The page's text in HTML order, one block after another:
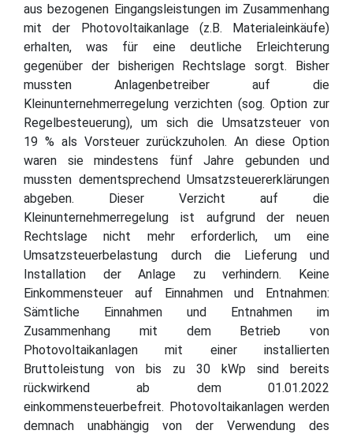
aus bezogenen Eingangsleistungen im Zusammenhang
mit der Photovoltaikanlage (z.B. Materialeinkäufe)
erhalten, was für eine deutliche Erleichterung
gegenüber der bisherigen Rechtslage sorgt. Bisher
mussten Anlagenbetreiber auf die
Kleinunternehmerregelung verzichten (sog. Option zur
Regelbesteuerung), um sich die Umsatzsteuer von
19 % als Vorsteuer zurückzuholen. An diese Option
waren sie mindestens fünf Jahre gebunden und
mussten dementsprechend Umsatzsteuererklärungen
abgeben. Dieser Verzicht auf die
Kleinunternehmerregelung ist aufgrund der neuen
Rechtslage nicht mehr erforderlich, um eine
Umsatzsteuerbelastung durch die Lieferung und
Installation der Anlage zu verhindern. Keine
Einkommensteuer auf Einnahmen und Entnahmen:
Sämtliche Einnahmen und Entnahmen im
Zusammenhang mit dem Betrieb von
Photovoltaikanlagen mit einer installierten
Bruttoleistung von bis zu 30 kWp sind bereits
rückwirkend ab dem 01.01.2022
einkommensteuerbefreit. Photovoltaikanlagen werden
demnach unabhängig von der Verwendung des